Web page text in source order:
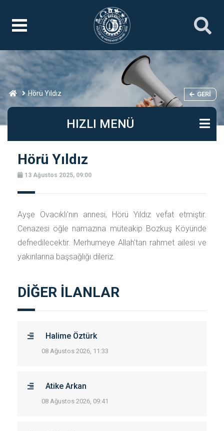
Hörü Yıldız GERI
HIZLI MENÜ
Hörü Yıldız
13 Ağustos 2025, 09:00
Ayşe Ovacıklı'nın annesi, Hörü Yıldız vefat etmiştir.
Cenazesi öğle namazına müteakip Bozkuş Köyünde
defnedilecektir. Merhumeye Allah'tan rahmet ailesi ve
yakınlarına başsağlığı dileriz.
DİĞER İLANLAR
Halime Öztürk
08 Ağustos 2026, 11:33
Atike Arkan
08 Ağustos 2026, 09:41